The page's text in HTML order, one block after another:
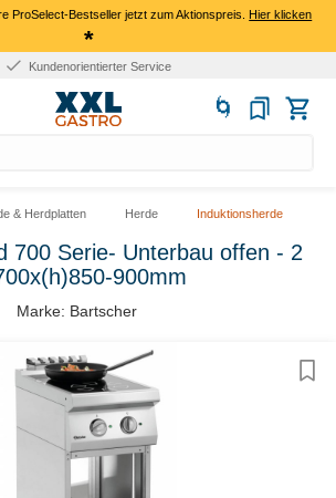
ProSelect-Bestseller jetzt zum Aktionspreis.Hier klicken
*
Kundenorientierter Service
& Herdplatten Herde Induktionsherde
700 Serie- Unterbau offen - 2
900mm
Marke: Bartscher